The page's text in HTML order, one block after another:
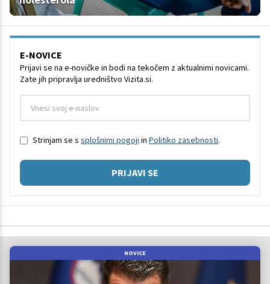
E-NOVICE
Prijavi se na e-novičke in bodi na tekočem z aktualnimi novicami.
Zate jih pripravlja uredništvo Vizita.si.
Strinjam se s splošnimi pogoji in Politiko zasebnosti.
PRIJAVI SE
NOVICE